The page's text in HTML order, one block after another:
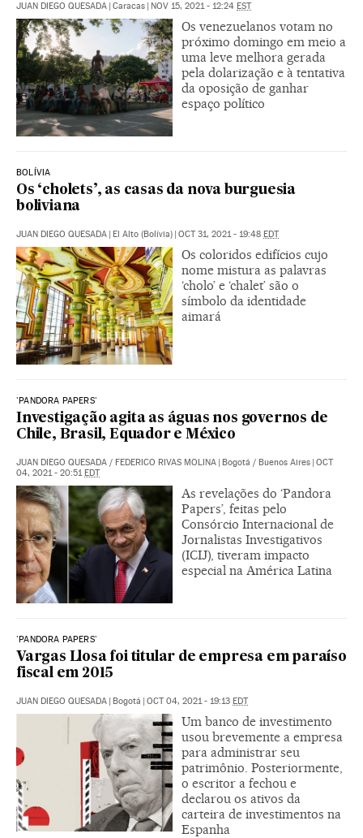
JUAN DIEGO QUESADA Caracas NOV 15, 2021 - 12:24 EST
Os venezuelanos votam no
próximo domingo em meio a
uma leve melhora gerada
pela dolarização e à tentativa
da oposição de ganhar
espaço político
BOLÍVIA
Os ‘cholets’, as casas da nova burguesia
boliviana
JUAN DIEGO QUESADA El Alto (Bolívia) OCT 31, 2021 - 19:48 EDT
Os coloridos edifícios cujo
nome mistura as palavras
‘cholo’ e ‘chalet’ são o
símbolo da identidade
aimará
'PANDORA PAPERS'
Investigação agita as águas nos governos de
Chile, Brasil, Equador e México
JUAN DIEGO QUESADA / FEDERICO RIVAS MOLINA | Bogotá / Buenos Aires | OCT
04, 2021 - 20:51EDT
As revelações do ‘Pandora
Papers’, feitas pelo
Consórcio Internacional de
Jornalistas Investigativos
(ICIJ), tiveram impacto
especial na América Latina
'PANDORA PAPERS'
Vargas Llosa foi titular de empresa em paraíso
fiscal em 2015
JUAN DIEGO QUESADA | Bogotá | OCT 04, 2021 - 19:13 EDT
Um banco de investimento
usou brevemente a empresa
para administrar seu
patrimônio. Posteriormente,
o escritor a fechou e
declarou os ativos da
carteira de investimentos na
Espanha